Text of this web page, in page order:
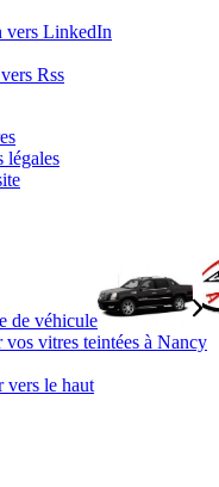
vers LinkedIn
Rss
légales
de véhicule
vitres teintées à Nancy
vers le haut